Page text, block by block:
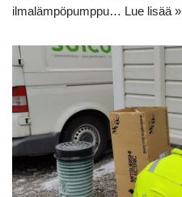
ilmalämpöpumppu… Lue lisää »